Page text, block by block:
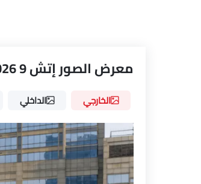
معرض الصور إتش 9 2026
الخارجي الداخلي